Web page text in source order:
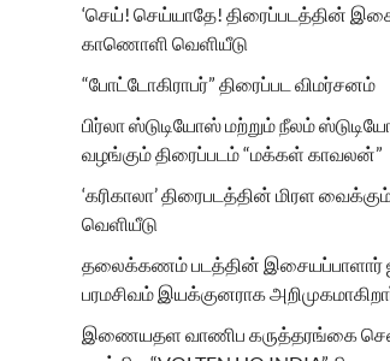
‘செய்! செய்யாதே! திரைப்படத்தின்
காணொளி வெளியீடு
“போட்டோகிராபர்” திரைப்பட விமர்சனம்
பிர்லா ஸ்டுடியோஸ் மற்றும் நீலம்
வழங்கும் திரைப்படம் “மக்கள் காவலன்”
‘கரிகாலா’ திரைபடத்தின் மிரள
வெளியீடு
தலைக்கணம் படத்தின்
பரமசிவம் இயக்குனராக
இணையதள வாணிப கருத்தரங்கை